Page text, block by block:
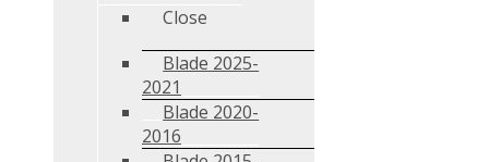
Close
Blade 2025-
2021
Blade 2020-
2016